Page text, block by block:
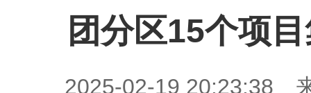
团分区15个项
2025-02-19 20:23:38